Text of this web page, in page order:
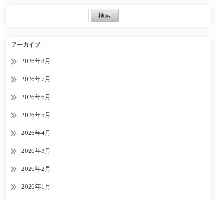
アーカイブ
2026年8月
2026年7月
2026年6月
2026年5月
2026年4月
2026年3月
2026年2月
2026年1月